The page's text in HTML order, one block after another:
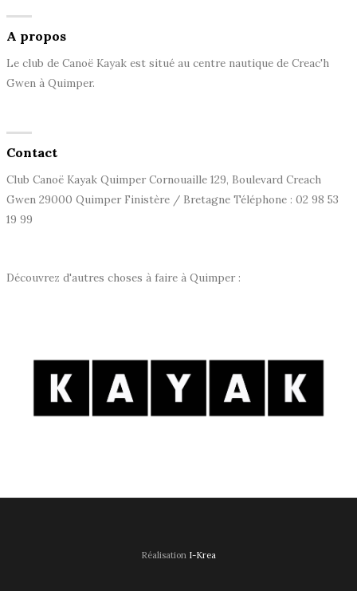
A propos
Le club de Canoë Kayak est situé au centre nautique de Creac'h
Gwen à Quimper.
Contact
Club Canoë Kayak Quimper Cornouaille 129, Boulevard Creach
Gwen 29000 Quimper Finistère / Bretagne Téléphone : 02 98 53
19 99
Découvrez d'autres choses à faire à Quimper :
Réalisation I-Krea